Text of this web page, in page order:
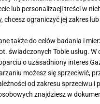
lub personalizacji treści w
chcesz ograniczyć jej zakres
także do celów badania i
świadczonych Tobie usług.
o uzasadniony interes
możesz się sprzeciwić,
od zakresu sprzeciwu i
znajdziesz w